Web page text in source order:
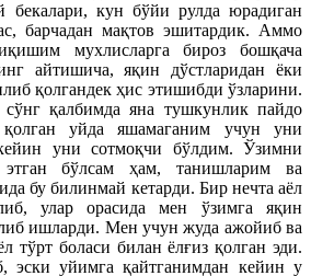
бекалари, кун бўйи рулда юрадиган
барчадан мақтов эшитардик. Аммо
мухлисларга бироз бошқача
айтишича, яқин дўстларидан ёки
қолгандек ҳис этишибди ўзларини.
қалбимда яна тушкунлик пайдо
уйда яшамаганим учун уни
уни сотмоқчи бўлдим. Ўзимни
этган бўлсам ҳам, танишларим ва
бу билинмай кетарди. Бир нечта аёл
улар орасида мен ўзимга яқин
ишларди. Мен учун жуда ажойиб ва
тўрт боласи билан ёлғиз қолган эди.
эски уйимга қайтганимдан кейин у